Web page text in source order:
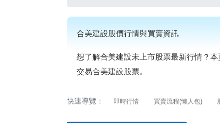
合美建設股價行情與買賣資訊
想了解合美建設未上市股票最新行情？
交易合美建設股票。
快速導覽： 即時行情 買賣流程(懶人包)